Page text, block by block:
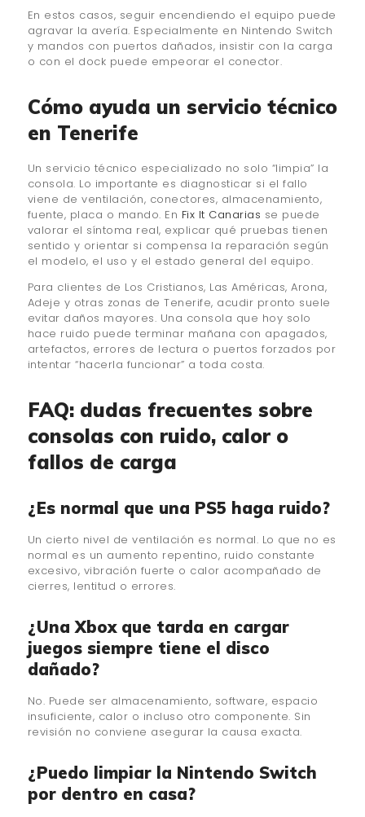
En estos casos, seguir encendiendo el equipo puede
agravar la avería. Especialmente en Nintendo Switch
y mandos con puertos dañados, insistir con la carga
o con el dock puede empeorar el conector.
Cómo ayuda un servicio técnico
en Tenerife
Un servicio técnico especializado no solo “limpia” la
consola. Lo importante es diagnosticar si el fallo
viene de ventilación, conectores, almacenamiento,
fuente, placa o mando. En Fix It Canarias se puede
valorar el síntoma real, explicar qué pruebas tienen
sentido y orientar si compensa la reparación según
el modelo, el uso y el estado general del equipo.
Para clientes de Los Cristianos, Las Américas, Arona,
Adeje y otras zonas de Tenerife, acudir pronto suele
evitar daños mayores. Una consola que hoy solo
hace ruido puede terminar mañana con apagados,
artefactos, errores de lectura o puertos forzados por
intentar “hacerla funcionar” a toda costa.
FAQ: dudas frecuentes sobre
consolas con ruido, calor o
fallos de carga
¿Es normal que una PS5 haga ruido?
Un cierto nivel de ventilación es normal. Lo que no es
normal es un aumento repentino, ruido constante
excesivo, vibración fuerte o calor acompañado de
cierres, lentitud o errores.
¿Una Xbox que tarda en cargar
juegos siempre tiene el disco
dañado?
No. Puede ser almacenamiento, software, espacio
insuficiente, calor o incluso otro componente. Sin
revisión no conviene asegurar la causa exacta.
¿Puedo limpiar la Nintendo Switch
por dentro en casa?